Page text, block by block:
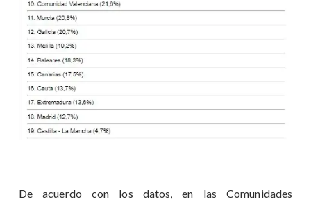
De acuerdo con los datos, en las Comunidades